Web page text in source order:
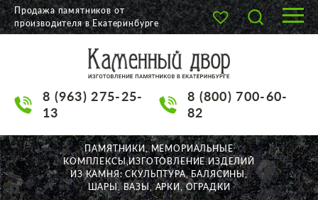
О КОМПАНИИ
НАШИ РАБОТЫ
АКЦИИ
ДОСТАВКА
КОНТАКТЫ
Продажа памятников от
производителя в Екатеринбурге
8 (963) 275-25-
13
8 (800) 700-60-
82
ПАМЯТНИКИ, МЕМОРИАЛЬНЫЕ
КОМПЛЕКСЫ,ИЗГОТОВЛЕНИЕ ИЗДЕЛИЙ
ИЗ КАМНЯ: СКУЛЬПТУРА, БАЛЯСИНЫ,
ШАРЫ, ВАЗЫ, АРКИ, ОГРАДКИ